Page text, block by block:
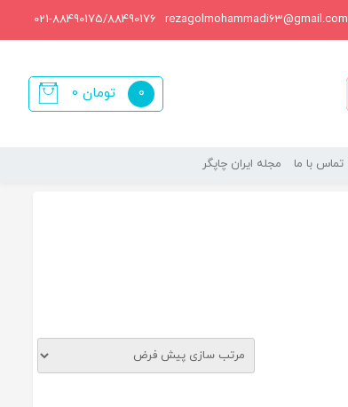
rezagolmohammadi63@gmail.com
021-88490175/88490176
0 تومان
0
تماس با ما مجله ایران چاپگر